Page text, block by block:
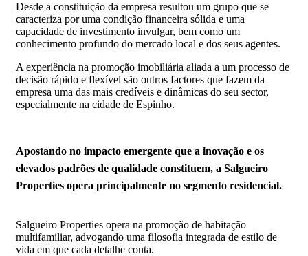
Desde a constituição da empresa resultou um grupo que se
caracteriza por uma condição financeira sólida e uma
capacidade de investimento invulgar, bem como um
conhecimento profundo do mercado local e dos seus agentes.
A experiência na promoção imobiliária aliada a um processo de
decisão rápido e flexível são outros factores que fazem da
empresa uma das mais credíveis e dinâmicas do seu sector,
especialmente na cidade de Espinho.
Apostando no impacto emergente que a inovação e os
elevados padrões de qualidade constituem, a Salgueiro
Properties opera principalmente no segmento residencial.
Salgueiro Properties opera na promoção de habitação
multifamiliar, advogando uma filosofia integrada de estilo de
vida em que cada detalhe conta.